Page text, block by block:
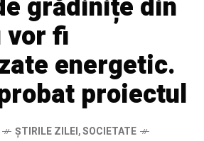
vor fi
energetic.
proiectul
ȘTIRILE ZILEI,SOCIETATE